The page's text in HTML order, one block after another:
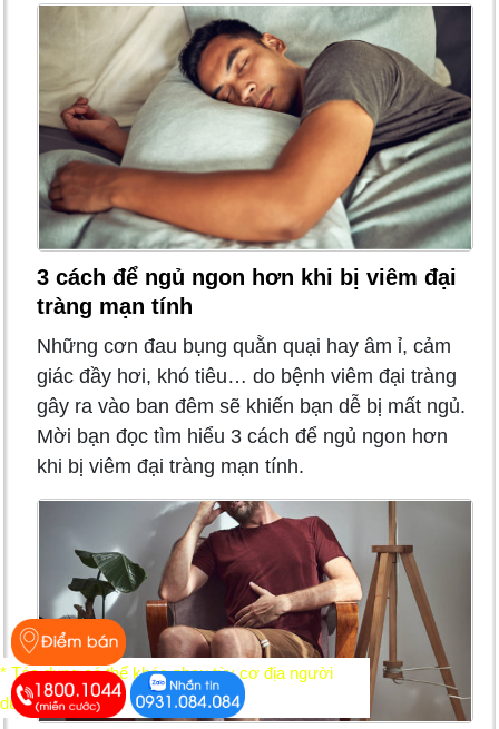
3 cách để ngủ ngon hơn khi bị viêm đại
tràng mạn tính
Những cơn đau bụng quằn quại hay âm ỉ, cảm
giác đầy hơi, khó tiêu… do bệnh viêm đại tràng
gây ra vào ban đêm sẽ khiến bạn dễ bị mất ngủ.
Mời bạn đọc tìm hiểu 3 cách để ngủ ngon hơn
khi bị viêm đại tràng mạn tính.
* Tác dụng có thể khác nhau tùy cơ địa người
dùng